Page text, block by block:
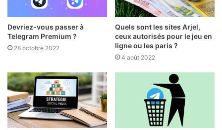
Devriez-vous passer à
Telegram Premium ?
28 octobre 2022
Quels sont les sites Arjel,
ceux autorisés pour le jeu en
ligne ou les paris ?
4 août 2022